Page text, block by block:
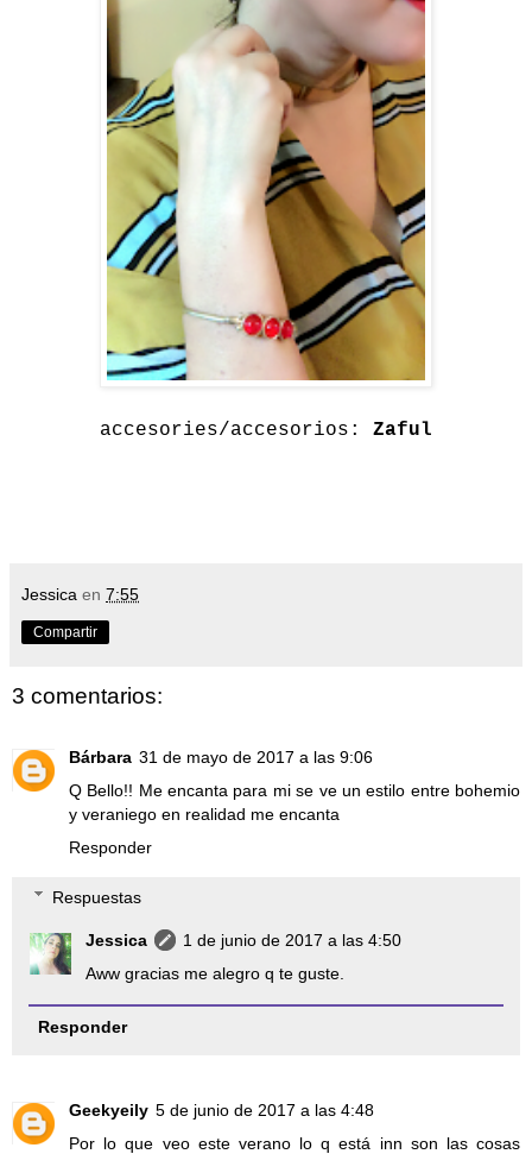
accesories/accesorios: Zaful
Jessica en 7:55
Compartir
3 comentarios:
Bárbara 31 de mayo de 2017 a las 9:06
Q Bello!! Me encanta para mi se ve un estilo entre bohemio
y veraniego en realidad me encanta
Responder
Respuestas
Jessica
1 de junio de 2017 a las 4:50
Aww gracias me alegro q te guste.
Responder
Geekyeily 5 de junio de 2017 a las 4:48
Por lo que veo este verano lo q está inn son las cosas